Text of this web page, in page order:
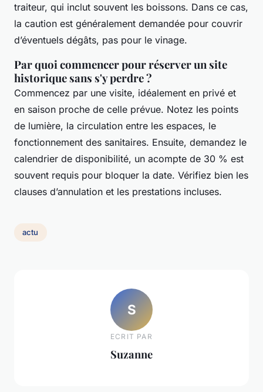
traiteur, qui inclut souvent les boissons. Dans ce cas,
la caution est généralement demandée pour couvrir
d’éventuels dégâts, pas pour le vinage.
Par quoi commencer pour réserver un site
historique sans s'y perdre ?
Commencez par une visite, idéalement en privé et
en saison proche de celle prévue. Notez les points
de lumière, la circulation entre les espaces, le
fonctionnement des sanitaires. Ensuite, demandez le
calendrier de disponibilité, un acompte de 30 % est
souvent requis pour bloquer la date. Vérifiez bien les
clauses d’annulation et les prestations incluses.
actu
S
ECRIT PAR
Suzanne